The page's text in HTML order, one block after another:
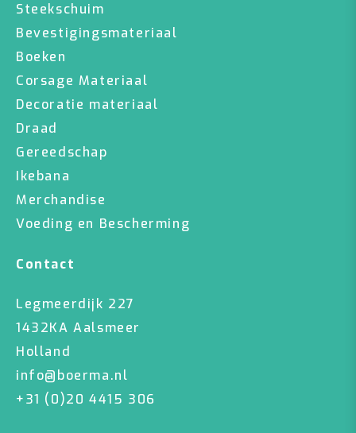
Steekschuim
Bevestigingsmateriaal
Boeken
Corsage Materiaal
Decoratie materiaal
Draad
Gereedschap
Ikebana
Merchandise
Voeding en Bescherming
Contact
Legmeerdijk 227
1432KA Aalsmeer
Holland
info@boerma.nl
+31 (0)20 4415 306